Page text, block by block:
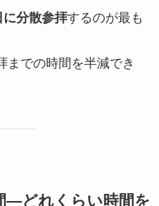
に分散参拝するのが最も
までの時間を半減でき
―どれくらい時間を